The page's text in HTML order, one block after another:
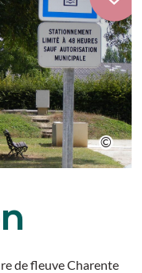
de fleuve Charente